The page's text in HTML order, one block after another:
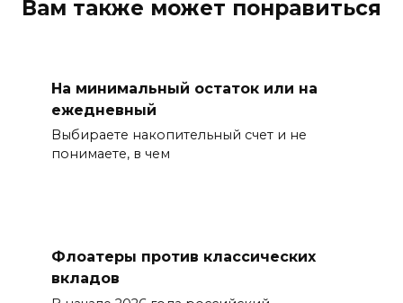
Вам также может понравиться
На минимальный остаток или на
ежедневный
Выбираете накопительный счет и не
понимаете, в чем
Флоатеры против классических
вкладов